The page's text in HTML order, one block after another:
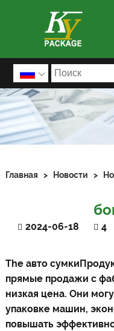

Главная > Новости >
2024-06-18 4
The авто сумки
прямые продажи с
низкая цена. Они
упаковке машин,
повышать